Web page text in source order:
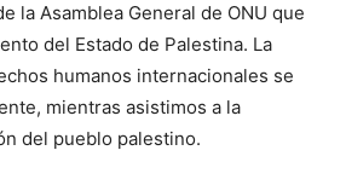
la Asamblea General de ONU que
del Estado de Palestina. La
humanos internacionales se
mientras asistimos a la
del pueblo palestino.